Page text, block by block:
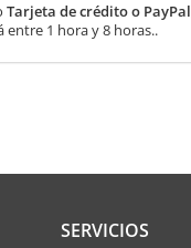
Tarjeta de crédito o PayPal
entre 1 hora y 8 horas..
SERVICIOS